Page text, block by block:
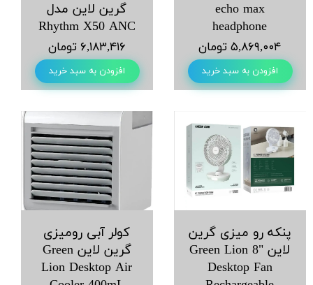
echo max
headphone
۵,۸۶۹,۰۰۴ تومان
افزودن به سبد خرید
گرین لاین مدل
Rhythm X50 ANC
۶,۱۸۳,۴۱۶ تومان
افزودن به سبد خرید
پنکه رو میزی گرین
لاین Green Lion 8"
Desktop Fan
کولر آبی رومیزی
گرین لاین Green
Lion Desktop Air